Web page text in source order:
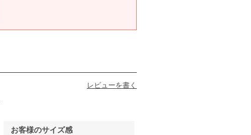
レビューを書く
お客様のサイズ感